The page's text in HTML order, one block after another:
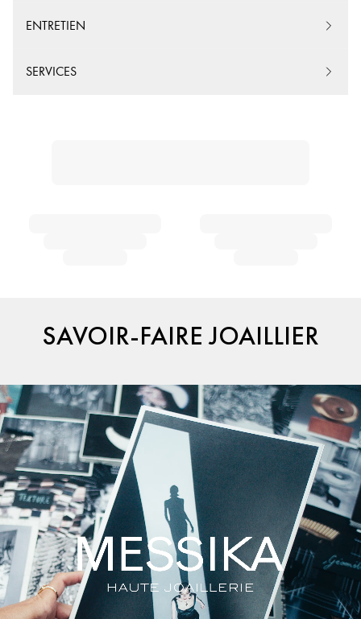
ENTRETIEN
SERVICES
SAVOIR-FAIRE JOAILLIER